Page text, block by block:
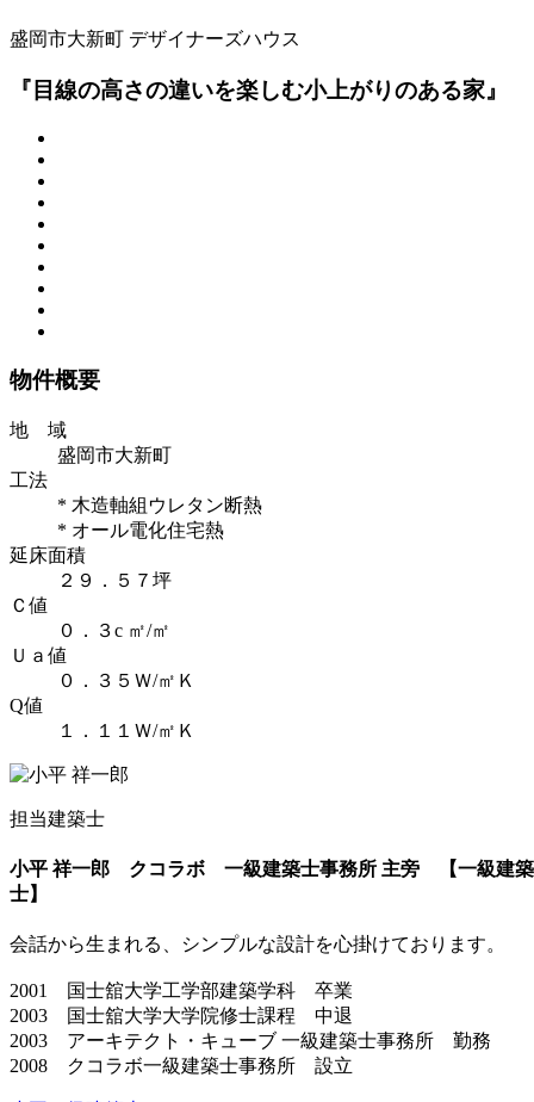
盛岡市大新町 デザイナーズハウス
『目線の高さの違いを楽しむ小上がりのある家』
物件概要
地 域
盛岡市大新町
工法
* 木造軸組ウレタン断熱
* オール電化住宅熱
延床面積
２９．５７坪
Ｃ値
０．３c ㎡/㎡
Ｕａ値
０．３５Ｗ/㎡Ｋ
Q値
１．１１Ｗ/㎡Ｋ
担当建築士
小平 祥一郎 クコラボ 一級建築士事務所 主旁 【一級建築
士】
会話から生まれる、シンプルな設計を心掛けております。
2001 国士舘大学工学部建築学科 卒業
2003 国士舘大学大学院修士課程 中退
2003 アーキテクト・キューブ 一級建築士事務所 勤務
2008 クコラボ一級建築士事務所 設立